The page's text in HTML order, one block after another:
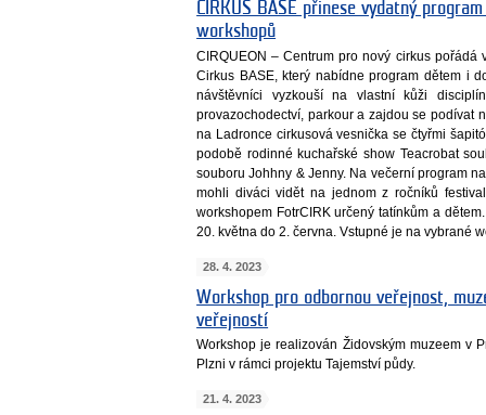
CIRKUS BASE přinese vydatný
workshopů
CIRQUEON – Centrum pro nový cirkus
Cirkus BASE, který nabídne program dětem i
návštěvníci vyzkouší na vlastní kůži
provazochodectví, parkour a zajdou se podívat
na Ladronce cirkusová vesnička se čtyřmi
podobě rodinné kuchařské show Teacrobat
souboru Johhny & Jenny. Na večerní program
mohli diváci vidět na jednom z ročníků
workshopem FotrCIRK určený tatínkům a
20. května do 2. června. Vstupné je na vybrané
28. 4. 2023
Workshop pro odbornou veřejnost,
veřejností
Workshop je realizován Židovským muzeem v
Plzni v rámci projektu Tajemství půdy.
21. 4. 2023